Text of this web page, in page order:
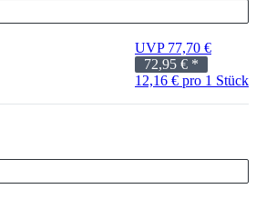
UVP 77,70 €
72,95 € *
12,16 € pro 1 Stück